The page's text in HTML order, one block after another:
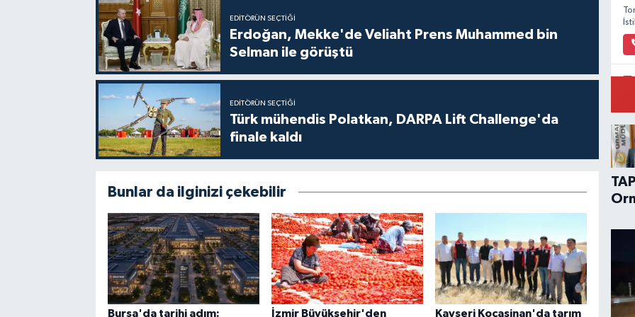
EDITÖRÜN SEÇTIĞI
Erdoğan, Mekke'de Veliaht Prens Muhammed bin
Selman ile görüştü
EDITÖRÜN SEÇTIĞI
Türk mühendis Polatkan, DARPA Lift Challenge'da
finale kaldı
Bunlar da ilginizi çekebilir
Bursa'da tarihi adım: İzmir Büyükşehir'den Kayseri Kocasinan'da tarım